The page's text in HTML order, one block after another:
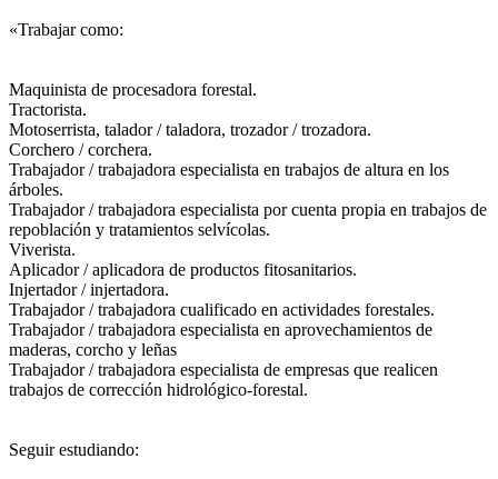
«Trabajar como:
Maquinista de procesadora forestal.
Tractorista.
Motoserrista, talador / taladora, trozador / trozadora.
Corchero / corchera.
Trabajador / trabajadora especialista en trabajos de altura en los
árboles.
Trabajador / trabajadora especialista por cuenta propia en trabajos de
repoblación y tratamientos selvícolas.
Viverista.
Aplicador / aplicadora de productos fitosanitarios.
Injertador / injertadora.
Trabajador / trabajadora cualificado en actividades forestales.
Trabajador / trabajadora especialista en aprovechamientos de
maderas, corcho y leñas
Trabajador / trabajadora especialista de empresas que realicen
trabajos de corrección hidrológico-forestal.
Seguir estudiando: